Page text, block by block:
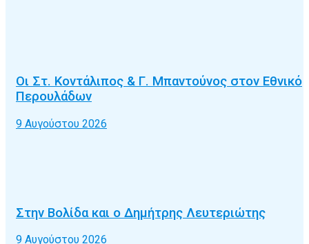
Οι Στ. Κοντάλιπος & Γ. Μπαντούνος στον Εθνικό
Περουλάδων
9 Αυγούστου 2026
Στην Βολίδα και ο Δημήτρης Λευτεριώτης
9 Αυγούστου 2026